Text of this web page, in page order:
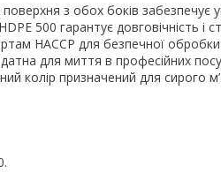
поверхня з обох боків забезпечує
500 гарантує довговічність і
HACCP для безпечної
для миття в професійних
колір призначений для сирого